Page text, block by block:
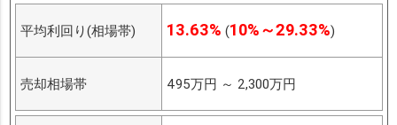
平均利回り(相場帯) 13.63% (10%～29.33%)
売却相場帯 495万円 ～ 2,300万円